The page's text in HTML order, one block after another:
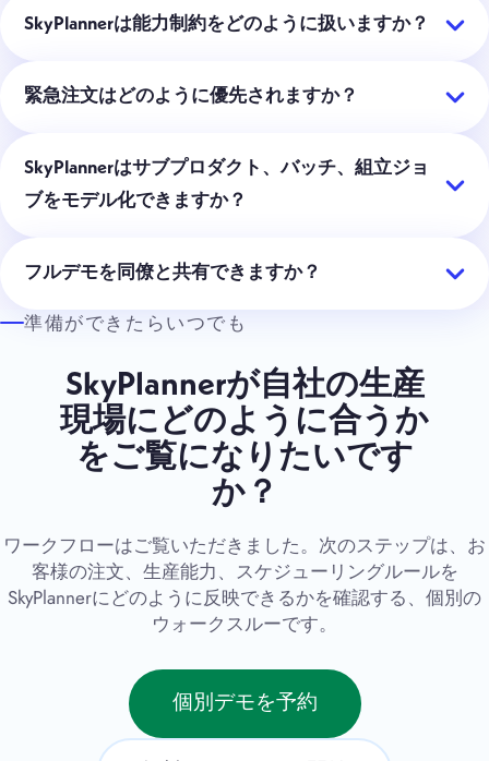
SkyPlannerは能力制約をどのように扱いますか？
緊急注文はどのように優先されますか？
SkyPlannerはサブプロダクト、バッチ、組立ジョ
ブをモデル化できますか？
フルデモを同僚と共有できますか？
準備ができたらいつでも
SkyPlannerが自社の生産
現場にどのように合うか
をご覧になりたいです
か？
ワークフローはご覧いただきました。次のステップは、お
客様の注文、生産能力、スケジューリングルールを
SkyPlannerにどのように反映できるかを確認する、個別の
ウォークスルーです。
個別デモを予約